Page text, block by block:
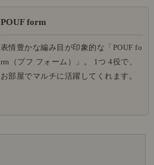
POUF form
表情豊かな編み目が印象的な「POUF fo
rm（プフ フォーム）」。 1つ 4役で、
お部屋でマルチに活躍してくれます。